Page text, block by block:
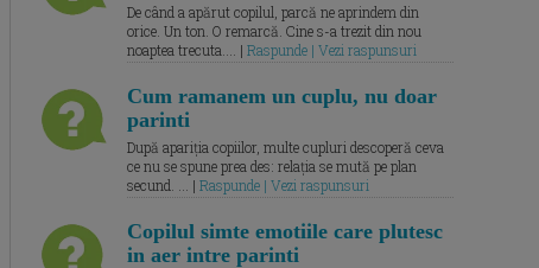
De când a apărut copilul, parcă ne aprindem din
orice. Un ton. O remarcă. Cine s-a trezit din nou
noaptea trecuta.... | Raspunde | Vezi raspunsuri
Cum ramanem un cuplu, nu doar
parinti
După apariția copiilor, multe cupluri descoperă ceva
ce nu se spune prea des: relația se mută pe plan
secund. ... | Raspunde | Vezi raspunsuri
Copilul simte emotiile care plutesc
in aer intre parinti